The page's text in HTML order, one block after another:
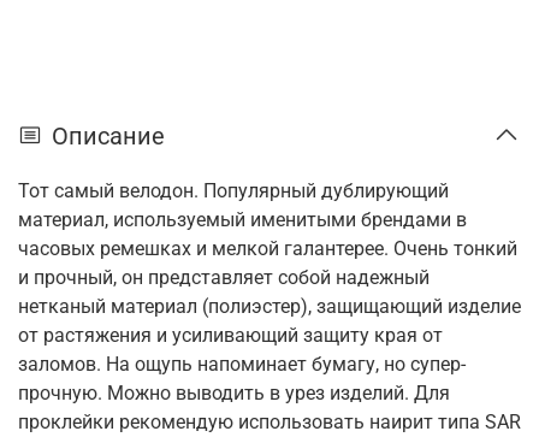
Описание
Тот самый велодон. Популярный дублирующий
материал, используемый именитыми брендами в
часовых ремешках и мелкой галантерее. Очень тонкий
и прочный, он представляет собой надежный
нетканый материал (полиэстер), защищающий изделие
от растяжения и усиливающий защиту края от
заломов. На ощупь напоминает бумагу, но супер-
прочную. Можно выводить в урез изделий. Для
проклейки рекомендую использовать наирит типа SAR